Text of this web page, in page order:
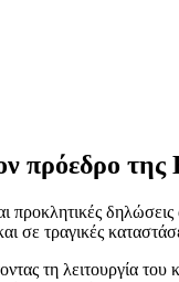
πρόεδρο της
προκλητικές
σε τραγικές
τη λειτουργία του